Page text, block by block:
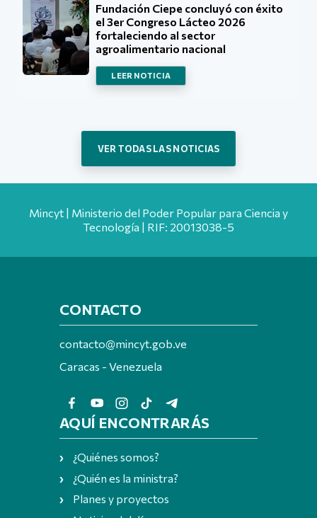
Fundación Ciepe concluyó con éxito
el 3er Congreso Lácteo 2026
fortaleciendo al sector
agroalimentario nacional
LEER NOTICIA
VER TODAS LAS NOTICIAS
Mincyt | Ministerio del Poder Popular para Ciencia y
Tecnología | RIF: 20013038-5
CONTACTO
contacto@mincyt.gob.ve
Caracas - Venezuela
AQUÍ ENCONTRARÁS
¿Quiénes somos?
¿Quién es la ministra?
Planes y proyectos